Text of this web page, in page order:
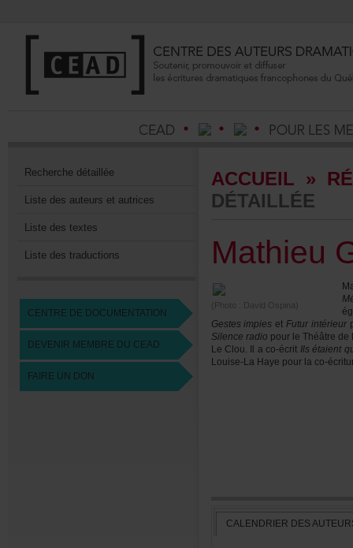
Recherchedétaillée
Listedesauteursetautrices
Listedestextes
Listedestraductions
CENTREDEDOCUMENTATION
DEVENIRMEMBREDUCEAD
FAIREUNDON
ACCUEIL »
DÉTAILLÉE
(Photo:DavidOspina)
Gestesimpies etFuturintérieur
Silenceradio
LeClou.Ilaco-écrit
Louise-LaHayepourlaco-